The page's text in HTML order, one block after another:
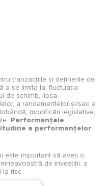
tranzacțiile și deținerile de
a se limita la: fluctuația
de schimb, lipsa
a randamentelor și/sau a
modificări legislative,
Performanțele
a performanțelor
este important să aveți o
de investiții, a
la risc.